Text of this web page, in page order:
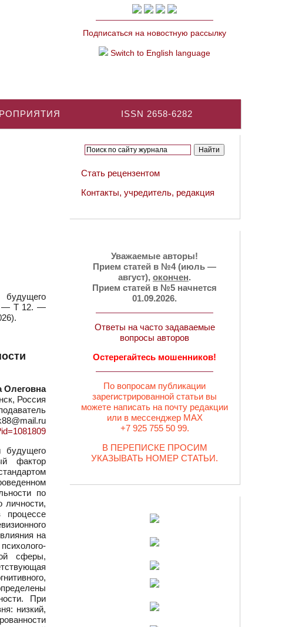
Подписаться на новостную рассылку
Switch to English language
ISSN 2658-6282
будущего
— Т 12. —
Олеговна
Россия
будущего
фактор
по
личности,
процессе
на
сферы,
При
низкий,
Стать рецензентом
Контакты, учредитель, редакция
Уважаемые авторы!
Прием статей в №4 (июль —
август), окончен.
Прием статей в №5 начнется
01.09.2026.
Ответы на часто задаваемые
вопросы авторов
Остерегайтесь мошенников!
По вопросам публикации
зарегистрированной статьи вы
можете написать на почту редакции
или в мессенджер MAX
+7 925 755 50 99.
В ПЕРЕПИСКЕ ПРОСИМ
УКАЗЫВАТЬ НОМЕР СТАТЬИ.